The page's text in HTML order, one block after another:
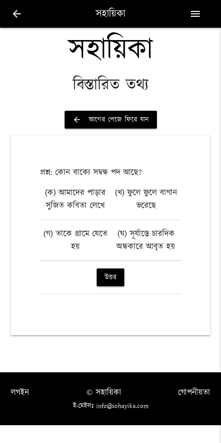
arrow_back সহায়িকা menu
সহায়িকা
বিস্তারিত তথ্য
arrow_back আগের পেজে ফিরে যান
প্রশ্ন: কোন বাক্যে সম্বন্ধ পদ আছে?
(ক) আমাদের পাড়ার
সুজিত কবিতা লেখে
(খ) ফুলে ফুলে বাগান
ভরেছে
(গ) তাকে গ্রামে যেতে
হয়
(ঘ) সূর্যাস্তে চারদিক
অন্ধকারে আবৃত হয়
উত্তর
লগইন গোপনীয়তা
© সহায়িকা
ই-মেইলঃ info@sohayika.com